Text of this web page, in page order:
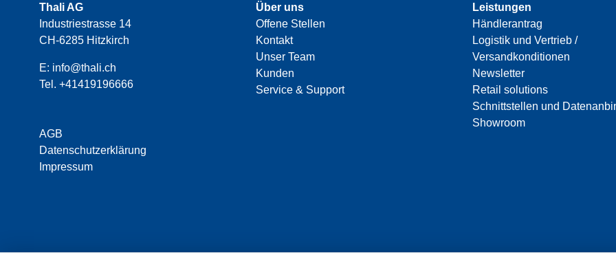
Thali AG
Industriestrasse 14
CH-6285 Hitzkirch
E: info@thali.ch
Tel. +41419196666
AGB
Datenschutzerklärung
Impressum
Über uns
Offene Stellen
Kontakt
Unser Team
Kunden
Service & Support
Leistungen
Händlerantrag
Logistik und Vertrieb /
Versandkonditionen
Newsletter
Retail solutions
Schnittstellen und
Showroom